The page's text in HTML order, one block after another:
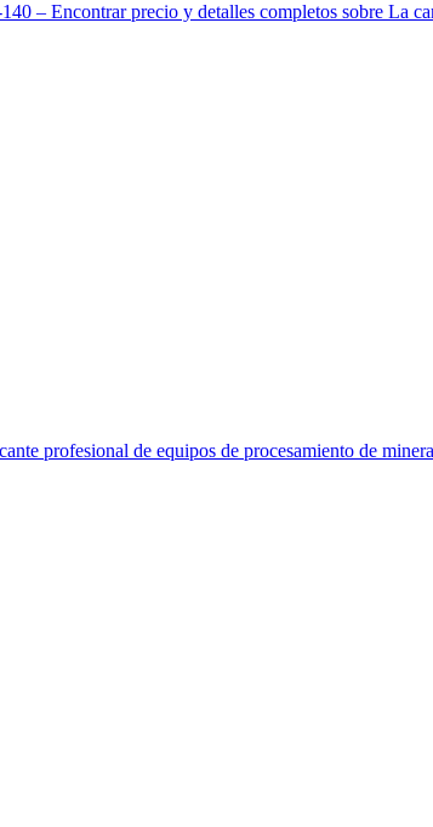
– Encontrar precio y detalles completos sobre La
profesional de equipos de procesamiento de